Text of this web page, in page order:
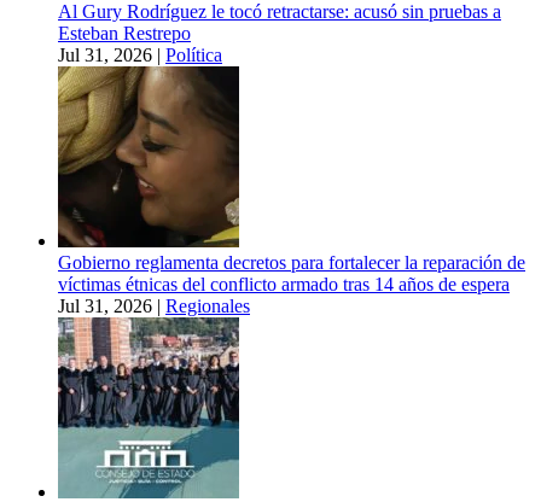
Al Gury Rodríguez le tocó retractarse: acusó sin pruebas a
Esteban Restrepo
Jul 31, 2026 | Política
Gobierno reglamenta decretos para fortalecer la reparación de
víctimas étnicas del conflicto armado tras 14 años de espera
Jul 31, 2026 | Regionales